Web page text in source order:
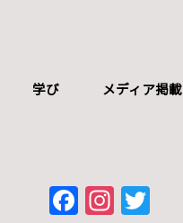
学び メディア掲載
F
In